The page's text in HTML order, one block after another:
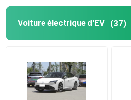
Tricycle électrique de cargaison
Voiture électrique d'EV (37)